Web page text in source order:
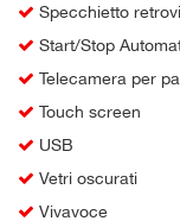
Specchietto
Start/Stop
Telecamera per
Touch screen
USB
Vetri oscurati
Vivavoce